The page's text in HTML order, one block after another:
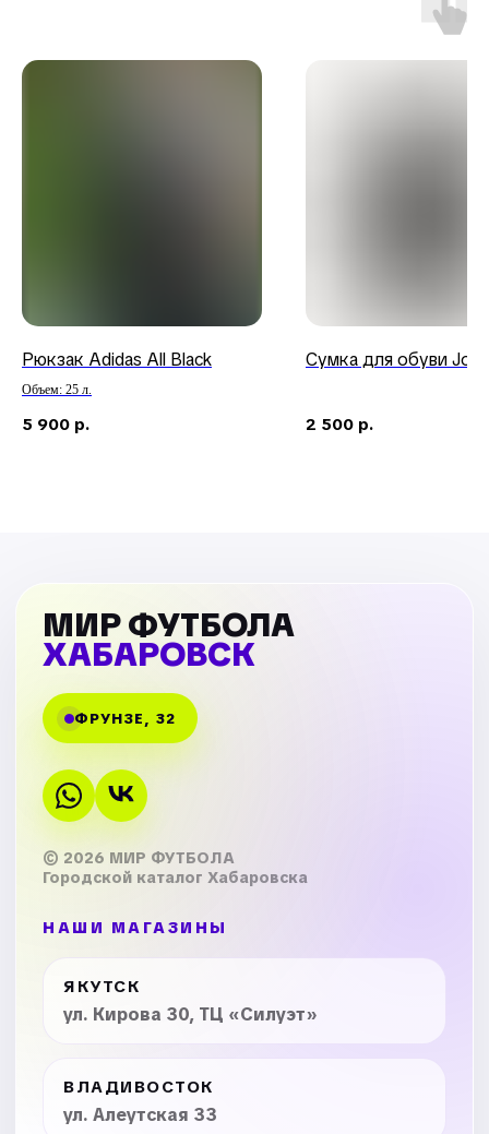
Рюкзак Adidas All Black
Объем: 25 л.
5 900 р.
Сумка для обуви
2 500 р.
МИР ФУТБОЛА
ХАБАРОВСК
ФРУНЗЕ, 32
© 2026 МИР ФУТБОЛА
Городской каталог Хабаровска
НАШИ МАГАЗИНЫ
ЯКУТСК
ул. Кирова 30, ТЦ «Силуэт»
ВЛАДИВОСТОК
ул. Алеутская 33